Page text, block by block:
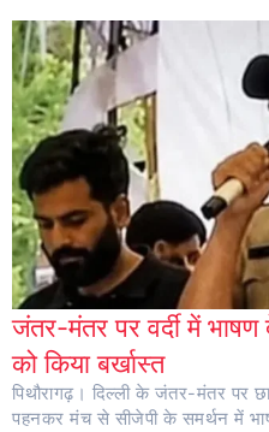
जंतर-मंतर पर वर्दी में
को किया बर्खास्त
पिथौरागढ़। दिल्ली के जंतर-मंतर पर
पहनकर मंच से सीजेपी के समर्थन में